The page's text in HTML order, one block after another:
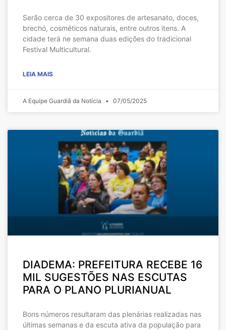
Serão cerca de 30 expositores de artesanato, doces,
brechó, cosméticos naturais, entre outros itens. A
cidade terá ne semana duas edições do tradicional
Festival Multicultural.
LEIA MAIS
A Equipe Guardiã da Notícia 07/05/2025
DIADEMA: PREFEITURA RECEBE 16
MIL SUGESTÕES NAS ESCUTAS
PARA O PLANO PLURIANUAL
Bons números resultaram das plenárias realizadas nas
últimas semanas e da escuta ativa da população para